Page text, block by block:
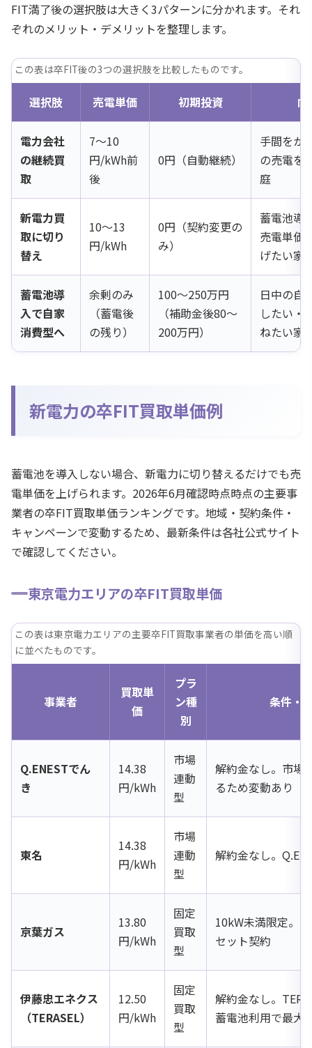
FIT満了後の選択肢は大きく3パターンに分かれます。それ
ぞれのメリット・デメリットを整理します。
この表は卒FIT後の3つの選択肢を比較したものです。
選択肢 売電単価 初期投資 向
電力会社
の継続買
取
7〜10
円/kWh前
後
0円（自動継続）
手間をか
の売電を
庭
新電力買
取に切り
替え
10〜13
円/kWh
0円（契約変更の
み）
蓄電池導
売電単価
げたい家
蓄電池導
入で自家
消費型へ
余剰のみ
（蓄電後
の残り）
100〜250万円
（補助金後80〜
200万円）
日中の自
したい・
ねたい家
新電力の卒FIT買取単価例
蓄電池を導入しない場合、新電力に切り替えるだけでも売
電単価を上げられます。 2026年6月確認時点時点の主要事
業者の卒FIT買取単価ランキングです。地域・契約条件・
キャンペーンで変動するため、最新条件は各社公式サイト
で確認してください。
東京電力エリアの卒FIT買取単価
この表は東京電力エリアの主要卒FIT買取事業者の単価を高い順
に並べたものです。
事業者
買取単
価
プラ
ン種
別
条件・
Q.ENESTでん
き
14.38
円/kWh
市場
連動
型
解約金なし。市場
るため変動あり
東名
14.38
円/kWh
市場
連動
型
解約金なし。
京葉ガス
13.80
円/kWh
固定
買取
型
10kW未満限定。
セット契約
伊藤忠エネクス
（TERASEL）
12.50
円/kWh
固定
買取
型
解約金なし。
蓄電池利用で最大